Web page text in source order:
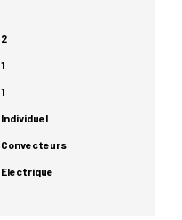
2
1
1
Individuel
Convecteurs
Electrique